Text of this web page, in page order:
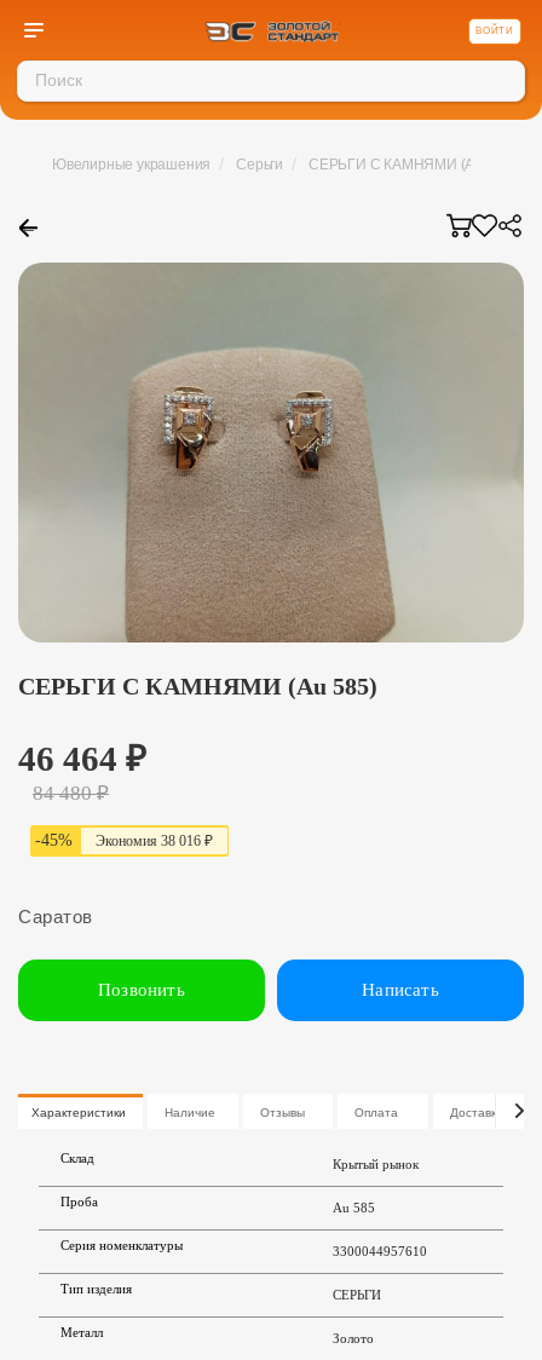
ВОЙТИ
←
Ювелирные украшения / Серьги / СЕРЬГИ С КАМНЯМИ (Au 585)
СЕРЬГИ С КАМНЯМИ (Au 585)
46 464 ₽
84 480₽
-45% Экономия 38 016 ₽
Саратов
Позвонить Написать
Характеристики Наличие Отзывы Оплата Доставка
Склад Крытый рынок
Проба Au 585
Серия номенклатуры 3300044957610
Тип изделия СЕРЬГИ
Металл Золото